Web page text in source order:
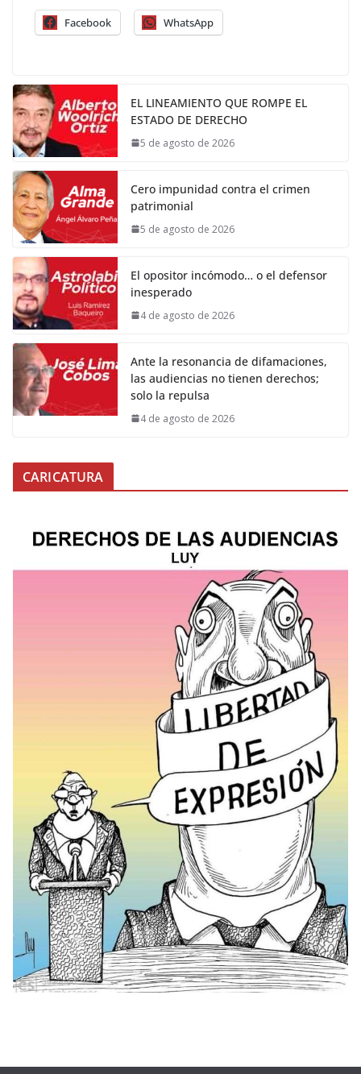
Facebook WhatsApp
EL LINEAMIENTO QUE ROMPE EL
ESTADO DE DERECHO
5 de agosto de 2026
Cero impunidad contra el crimen
patrimonial
5 de agosto de 2026
El opositor incómodo… o el defensor
inesperado
4 de agosto de 2026
Ante la resonancia de difamaciones,
las audiencias no tienen derechos;
solo la repulsa
4 de agosto de 2026
CARICATURA